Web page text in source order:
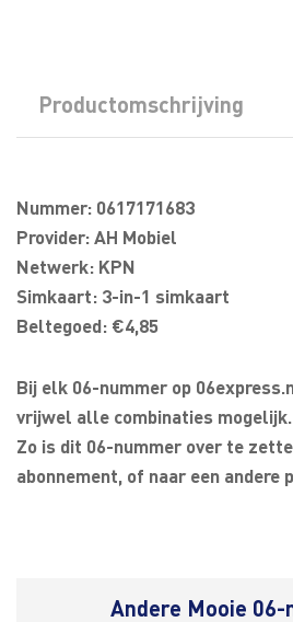
Productomschrijving
Nummer: 0617171683
Provider: AH Mobiel
Netwerk: KPN
Simkaart: 3-in-1 simkaart
Beltegoed: €4,85
Bij elk 06-nummer op
vrijwel alle combinaties mogelijk.
Zo is dit 06-nummer over te
abonnement, of naar een andere
Andere Mooie